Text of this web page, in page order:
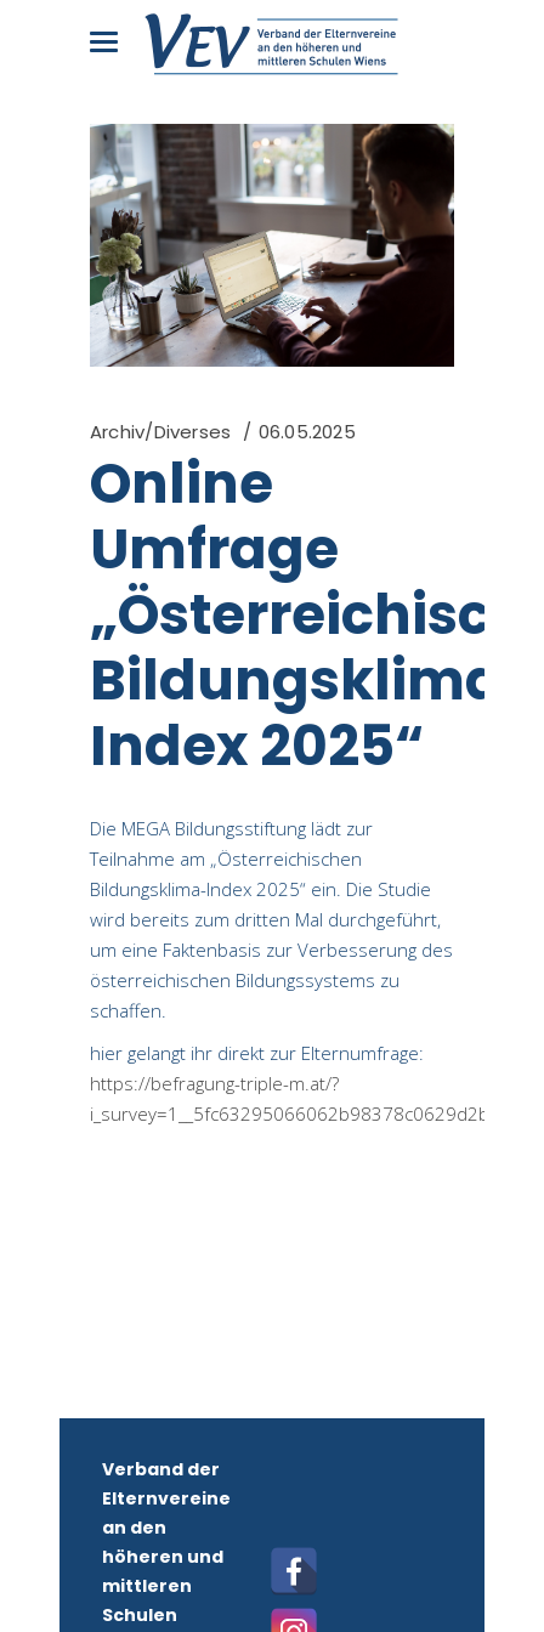
Archiv/Diverses 06.05.2025
Online
Umfrage
Bildungsklima-
Index 2025“
Die MEGA Bildungsstiftung lädt zur
Teilnahme am „Österreichischen
Bildungsklima-Index 2025“ ein. Die Studie
wird bereits zum dritten Mal durchgeführt,
um eine Faktenbasis zur Verbesserung des
österreichischen Bildungssystems zu
schaffen.
hier gelangt ihr direkt zur Elternumfrage:
https://befragung-triple-m.at/?
i_survey=1__5fc63295066062b98378c0629d2b8228
Verband der
Elternvereine
an den
höheren und
mittleren
Schulen